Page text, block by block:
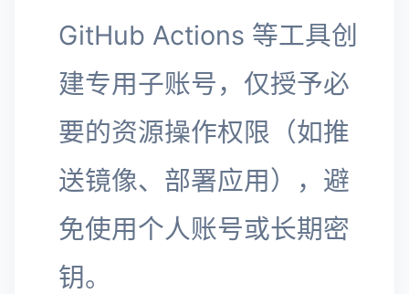
GitHub Actions 等工具创
建专用子账号，仅授予必
要的资源操作权限（如推
送镜像、部署应用），避
免使用个人账号或长期密
钥。